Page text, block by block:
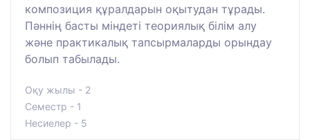
композиция құралдарын оқытудан тұрады.
Пәннің басты міндеті теориялық білім алу
және практикалық тапсырмаларды орындау
болып табылады.
Оқу жылы - 2
Семестр - 1
Несиелер - 5